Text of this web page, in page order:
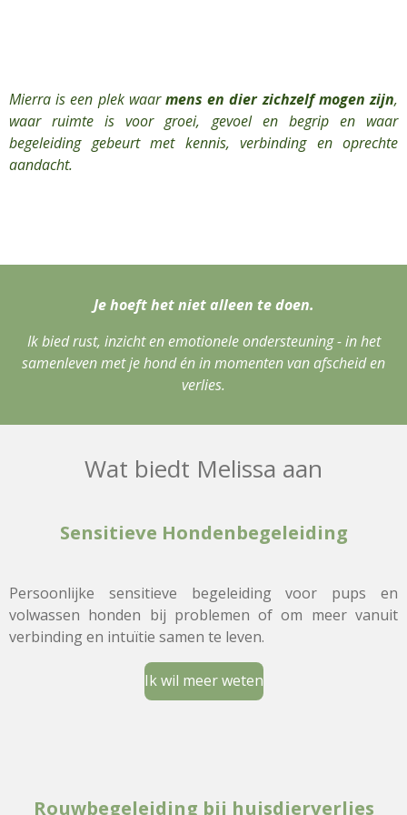
Mierra is een plek waarmens en dier zichzelf mogen zijn,
waar ruimte is voor groei, gevoel en begrip en waar
begeleiding gebeurt met kennis, verbinding en oprechte
aandacht.
Je hoeft het niet alleen te doen.
Ik bied rust, inzicht en emotionele ondersteuning - in het
samenleven met je hond én in momenten van afscheid en
verlies.
Wat biedt Melissa aan
Sensitieve Hondenbegeleiding
Persoonlijke sensitieve begeleiding voor pups en
volwassen honden bij problemen of om meer vanuit
verbinding en intuïtie samen te leven.
Ik wil meer weten
Rouwbegeleiding bij huisdierverlies